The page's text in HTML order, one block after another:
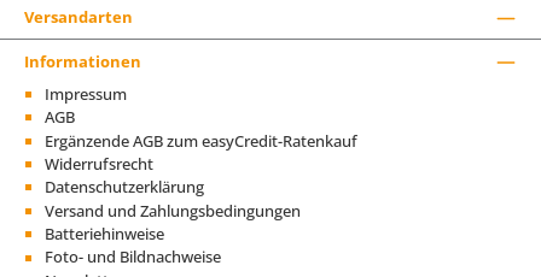
Versandarten
Informationen
Impressum
AGB
Ergänzende AGB zum easyCredit-Ratenkauf
Widerrufsrecht
Datenschutzerklärung
Versand und Zahlungsbedingungen
Batteriehinweise
Foto- und Bildnachweise